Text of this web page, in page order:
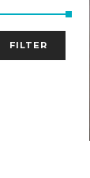
FILTER